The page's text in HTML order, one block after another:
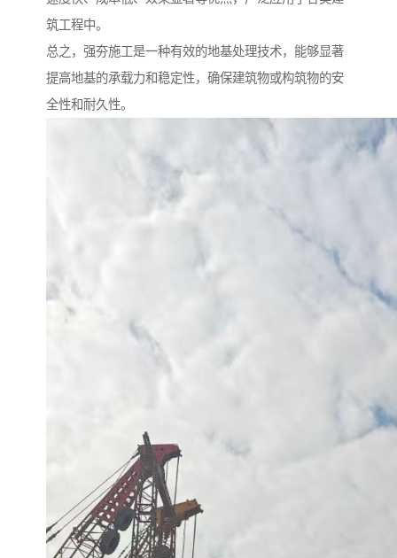
筑工程中。
总之，强夯施工是一种有效的地基处理技术，能够显著
提高地基的承载力和稳定性，确保建筑物或构筑物的安
全性和耐久性。